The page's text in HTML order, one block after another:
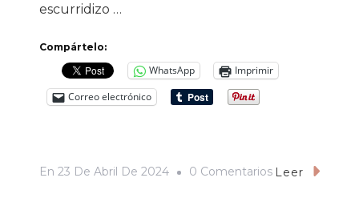
escurridizo …
Compártelo:
WhatsApp
Imprimir
Correo electrónico
En 23 De Abril De 2024 0 ComentariosEn
Leer